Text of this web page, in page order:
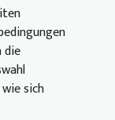
die
sich